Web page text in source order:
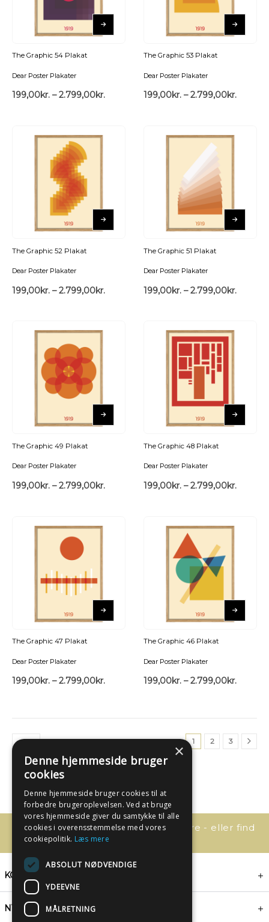
The Graphic 54 Plakat
Dear Poster Plakater
199,00kr. – 2.799,00kr.
The Graphic 53 Plakat
Dear Poster Plakater
199,00kr. – 2.799,00kr.
The Graphic 52 Plakat
Dear Poster Plakater
199,00kr. – 2.799,00kr.
The Graphic 51 Plakat
Dear Poster Plakater
199,00kr. – 2.799,00kr.
The Graphic 49 Plakat
Dear Poster Plakater
199,00kr. – 2.799,00kr.
The Graphic 48 Plakat
Dear Poster Plakater
199,00kr. – 2.799,00kr.
The Graphic 47 Plakat
Dear Poster Plakater
199,00kr. – 2.799,00kr.
The Graphic 46 Plakat
Dear Poster Plakater
199,00kr. – 2.799,00kr.
1 2 3
Har du spørgsmål, så kontakt os bare - eller find
svaret her:
KONTAKT
NYHEDSBREV
×
Denne hjemmeside bruger
cookies
Denne hjemmeside bruger cookies til at
forbedre brugeroplevelsen. Ved at bruge
vores hjemmeside giver du samtykke til alle
cookies i overensstemmelse med vores
cookiepolitik. Læs mere
ABSOLUT NØDVENDIGE
YDEEVNE
MÅLRETNING